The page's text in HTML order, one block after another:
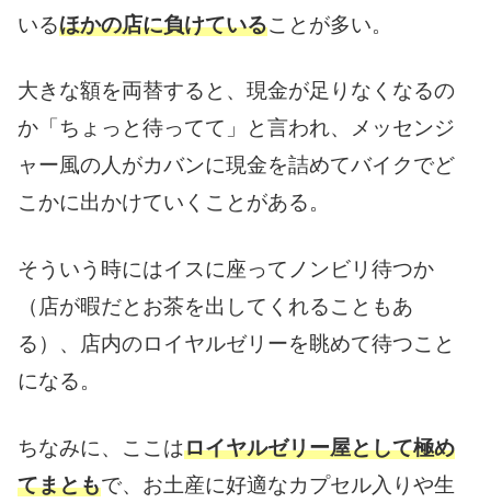
いるほかの店に負けていることが多い。
大きな額を両替すると、現金が足りなくなるの
か「ちょっと待ってて」と言われ、メッセンジ
ャー風の人がカバンに現金を詰めてバイクでど
こかに出かけていくことがある。
そういう時にはイスに座ってノンビリ待つか
（店が暇だとお茶を出してくれることもあ
る）、店内のロイヤルゼリーを眺めて待つこと
になる。
ちなみに、ここはロイヤルゼリー屋として極め
てまともで、お土産に好適なカプセル入りや生